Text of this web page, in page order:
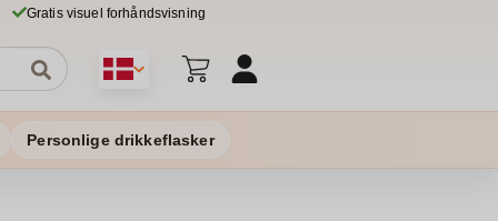
Gratis visuel forhåndsvisning
Personlige drikkeflasker